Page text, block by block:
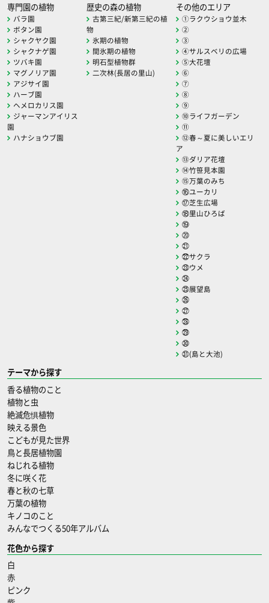
専門園の植物
バラ園
ボタン園
シャクヤク園
シャクナゲ園
ツバキ園
マグノリア園
アジサイ園
ハーブ園
ヘメロカリス園
ジャーマンアイリス
園
ハナショウブ園
歴史の森の植物
古第三紀/新第三紀の植
物
氷期の植物
間氷期の植物
明石型植物群
二次林(長居の里山)
その他のエリア
①ラクウショウ並木
②
③
④サルスベリの広場
⑤大花壇
⑥
⑦
⑧
⑨
⑩ライフガーデン
⑪
⑫春～夏に美しいエリ
ア
⑬ダリア花壇
⑭竹笹見本園
⑮万葉のみち
⑯ユーカリ
⑰芝生広場
⑱里山ひろば
⑲
⑳
㉑
㉒サクラ
㉓ウメ
㉔
㉕展望島
㉖
㉗
㉘
㉙
㉚
㉛(島と大池)
テーマから探す
香る植物のこと
植物と虫
絶滅危惧植物
映える景色
こどもが見た世界
鳥と長居植物園
ねじれる植物
冬に咲く花
春と秋の七草
万葉の植物
キノコのこと
みんなでつくる50年アルバム
花色から探す
白
赤
ピンク